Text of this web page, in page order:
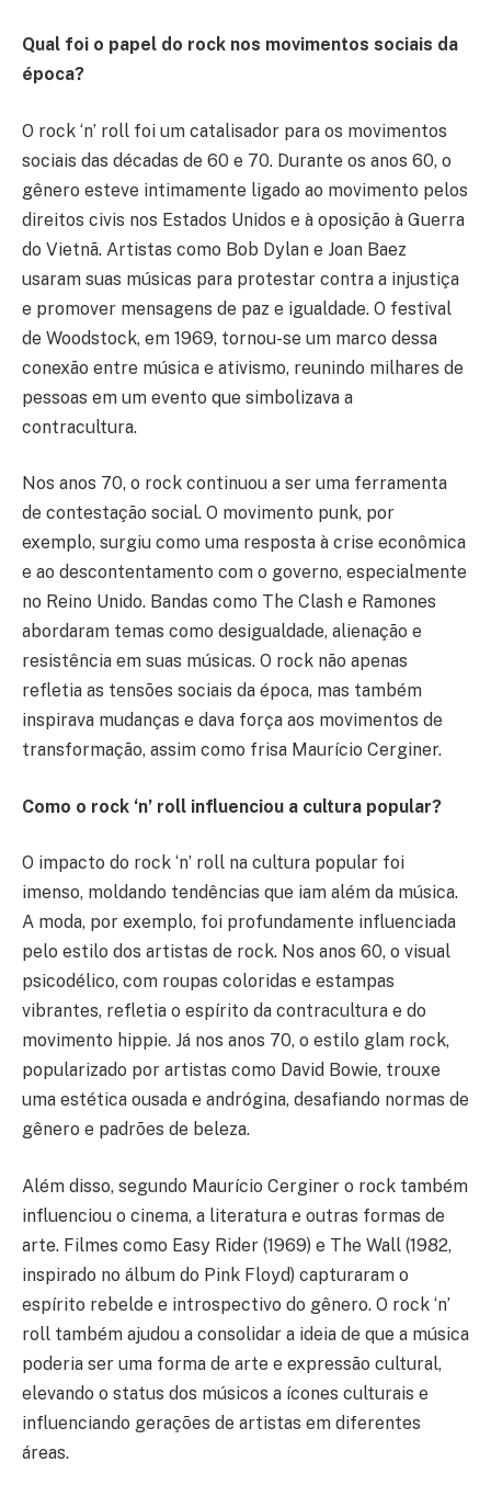
Qual foi o papel do rock nos movimentos sociais da
época?
O rock ‘n’ roll foi um catalisador para os movimentos
sociais das décadas de 60 e 70. Durante os anos 60, o
gênero esteve intimamente ligado ao movimento pelos
direitos civis nos Estados Unidos e à oposição à Guerra
do Vietnã. Artistas como Bob Dylan e Joan Baez
usaram suas músicas para protestar contra a injustiça
e promover mensagens de paz e igualdade. O festival
de Woodstock, em 1969, tornou-se um marco dessa
conexão entre música e ativismo, reunindo milhares de
pessoas em um evento que simbolizava a
contracultura.
Nos anos 70, o rock continuou a ser uma ferramenta
de contestação social. O movimento punk, por
exemplo, surgiu como uma resposta à crise econômica
e ao descontentamento com o governo, especialmente
no Reino Unido. Bandas como The Clash e Ramones
abordaram temas como desigualdade, alienação e
resistência em suas músicas. O rock não apenas
refletia as tensões sociais da época, mas também
inspirava mudanças e dava força aos movimentos de
transformação, assim como frisa Maurício Cerginer.
Como o rock ‘n’ roll influenciou a cultura popular?
O impacto do rock ‘n’ roll na cultura popular foi
imenso, moldando tendências que iam além da música.
A moda, por exemplo, foi profundamente influenciada
pelo estilo dos artistas de rock. Nos anos 60, o visual
psicodélico, com roupas coloridas e estampas
vibrantes, refletia o espírito da contracultura e do
movimento hippie. Já nos anos 70, o estilo glam rock,
popularizado por artistas como David Bowie, trouxe
uma estética ousada e andrógina, desafiando normas de
gênero e padrões de beleza.
Além disso, segundo Maurício Cerginer o rock também
influenciou o cinema, a literatura e outras formas de
arte. Filmes como Easy Rider (1969) e The Wall (1982,
inspirado no álbum do Pink Floyd) capturaram o
espírito rebelde e introspectivo do gênero. O rock ‘n’
roll também ajudou a consolidar a ideia de que a música
poderia ser uma forma de arte e expressão cultural,
elevando o status dos músicos a ícones culturais e
influenciando gerações de artistas em diferentes
áreas.